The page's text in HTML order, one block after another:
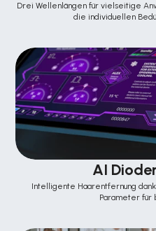
Drei Wellenlängen für vielseitige
die individuellen
AI
Intelligente Haarentfernung
Parameter für